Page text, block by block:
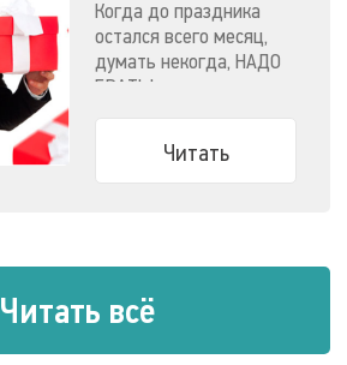
подарок
Когда до праздника
остался всего месяц,
думать некогда, НАДО
БРАТЬ!
Читать
Читать всё